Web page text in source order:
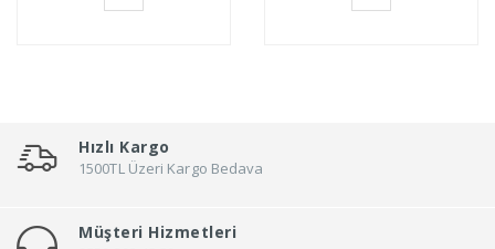
Hızlı Kargo
1500TL Üzeri Kargo Bedava
Müşteri Hizmetleri